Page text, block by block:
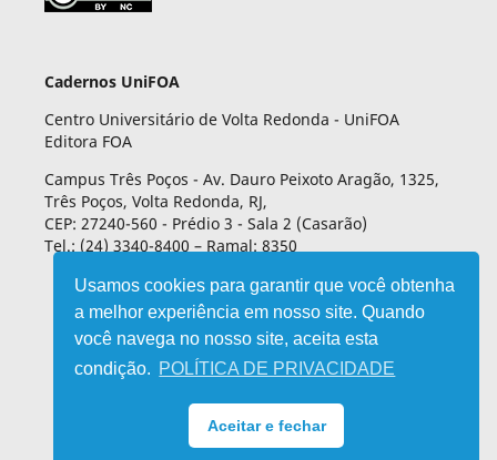
Usamos cookies para garantir que você obtenha
a melhor experiência em nosso site. Quando
você navega no nosso site, aceita esta
condição. POLÍTICA DE PRIVACIDADE
Aceitar e fechar
Cadernos UniFOA
Centro Universitário de Volta Redonda - UniFOA
Editora FOA
Campus Três Poços - Av. Dauro Peixoto Aragão, 1325,
Três Poços, Volta Redonda, RJ,
CEP: 27240-560 - Prédio 3 - Sala 2 (Casarão)
Tel.: (24) 3340-8400 – Ramal: 8350